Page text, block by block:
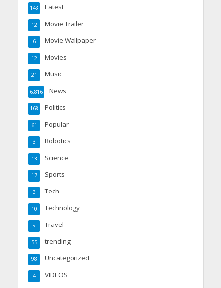
Latest
143
Movie Trailer
12
Movie Wallpaper
6
Movies
12
Music
21
News
6,816
Politics
168
Popular
61
Robotics
3
Science
13
Sports
17
Tech
3
Technology
10
Travel
9
trending
55
Uncategorized
98
VIDEOS
4